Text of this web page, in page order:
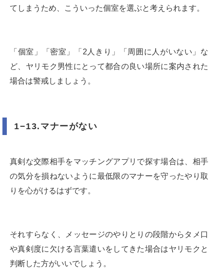
てしまうため、こういった個室を選ぶと考えられます。
「個室」「密室」「2人きり」「周囲に人がいない」な
ど、ヤリモク男性にとって都合の良い場所に案内された
場合は警戒しましょう。
1−13.マナーがない
真剣な交際相手をマッチングアプリで探す場合は、相手
の気分を損ねないように最低限のマナーを守ったやり取
りを心がけるはずです。
それすらなく、メッセージのやりとりの段階からタメ口
や真剣度に欠ける言葉遣いをしてきた場合はヤリモクと
判断した方がいいでしょう。